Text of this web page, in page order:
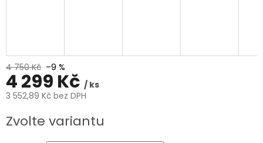
4 750 Kč –9 %
4 299 Kč / ks
3 552,89 Kč bez DPH
cena:
Zvolte variantu